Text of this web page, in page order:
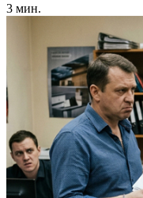
3 мин.